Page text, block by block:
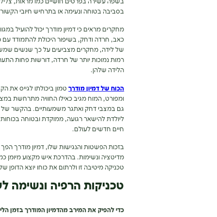
בשפה עשירה בפרטים חושיים כמו מראות,
בסביבה בטוחה ונעימה או בתרחיש חיובי
מחקרים מראים כי דמיון מודרך יכול להועיל
כאב, חרדה ודחק, בשיפור היכולת להתמודד עם
של לידה, מחקרים מצביעים על כך שנשים
רמות נמוכות יותרשל חרדה, דורשות פחות
הלידה שלהן.
הכוח של דמיון מודרךטמון ביכולתו לגייסאת
ומפורט, המוח מגיב כאילו החוויה מתרחשת
גם במצבי דחק ואתגר משמעותיים. בהקשר של
ליולדת להישאר רגועה, ממוקדת ובטוחה
חיים חדשים לעולם.
בזכות הפשטות והנגישות שלו, דמיון מודרך הפך
מדיטציה ונשימות. בהדרכת איש מקצוע מיומן
טכניקה מיטיבה זו ולרתום את כוחו יוצא הדופן
טכניקות הרפיה ונשימה
כדי להפיק את המירב מהדמיון המודרך בזמן